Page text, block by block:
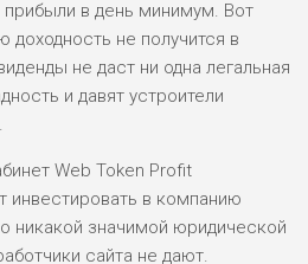
ОБЗОР
ПОДОЙДЕТ
ВСЕМ
ОБЗОР
в день минимум. Вот
доходность не получится в
не даст ни одна легальная
и давят устроители
Web Token Profit
инвестировать в компанию
никакой значимой юридической
сайта не дают.